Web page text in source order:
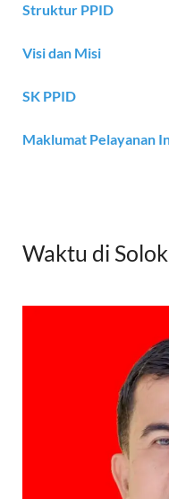
Struktur PPID
Visi dan Misi
SK PPID
Maklumat Pelayanan
Waktu di